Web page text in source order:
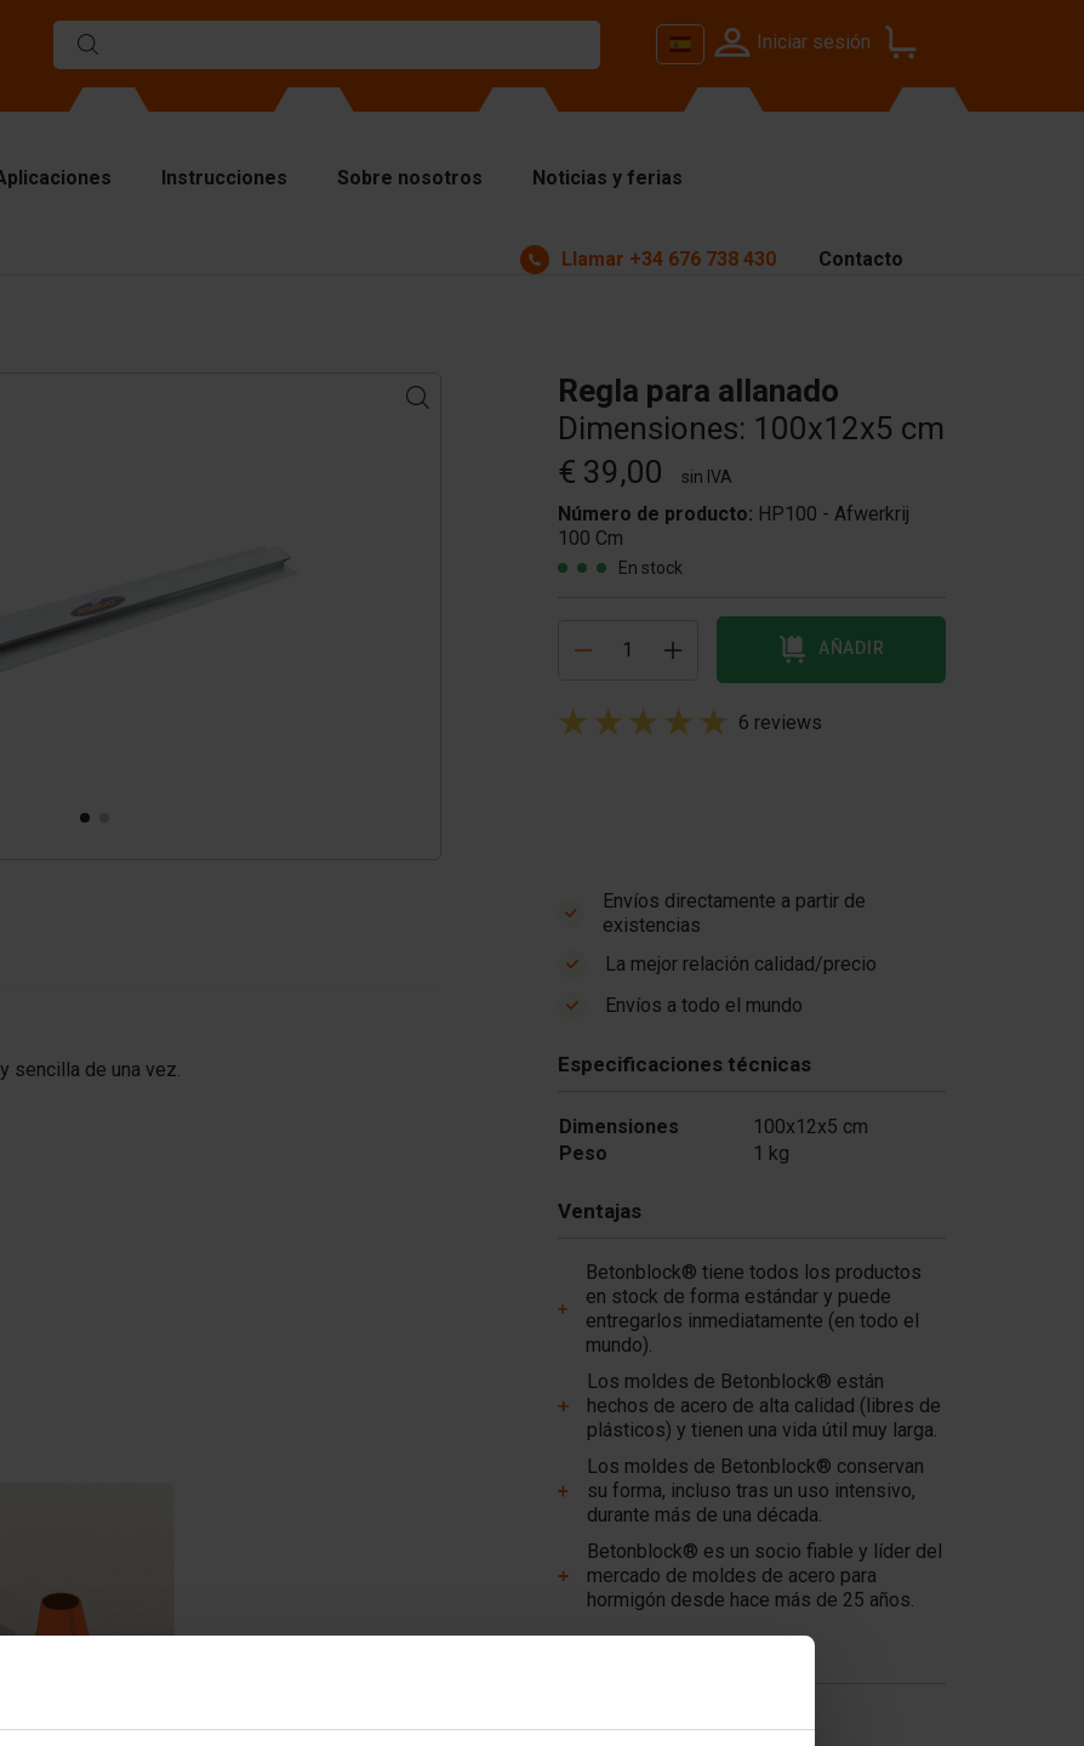
Iniciar sesión
Instrucciones Sobre nosotros Noticias y ferias
Llamar +34 676 738 430 Contacto
Regla para allanado
Dimensiones: 100x12x5 cm
€ 39,00
sin IVA
Número de producto: HP100 - Afwerkrij
100 Cm
En stock
AÑADIR
6 reviews
sencilla de una vez.
Envíos directamente a partir de
existencias
La mejor relación calidad/precio
Envíos a todo el mundo
Especificaciones técnicas
Dimensiones
100x12x5 cm
Peso
1 kg
Ventajas
Betonblock® tiene todos los productos
en stock de forma estándar y puede
entregarlos inmediatamente (en todo el
mundo).
Los moldes de Betonblock® están
hechos de acero de alta calidad (libres de
plásticos) y tienen una vida útil muy larga.
Los moldes de Betonblock® conservan
su forma, incluso tras un uso intensivo,
durante más de una década.
Betonblock® es un socio fiable y líder del
mercado de moldes de acero para
hormigón desde hace más de 25 años.